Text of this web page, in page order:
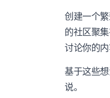
创建一个
的社区聚
讨论你的
基于这些
说。